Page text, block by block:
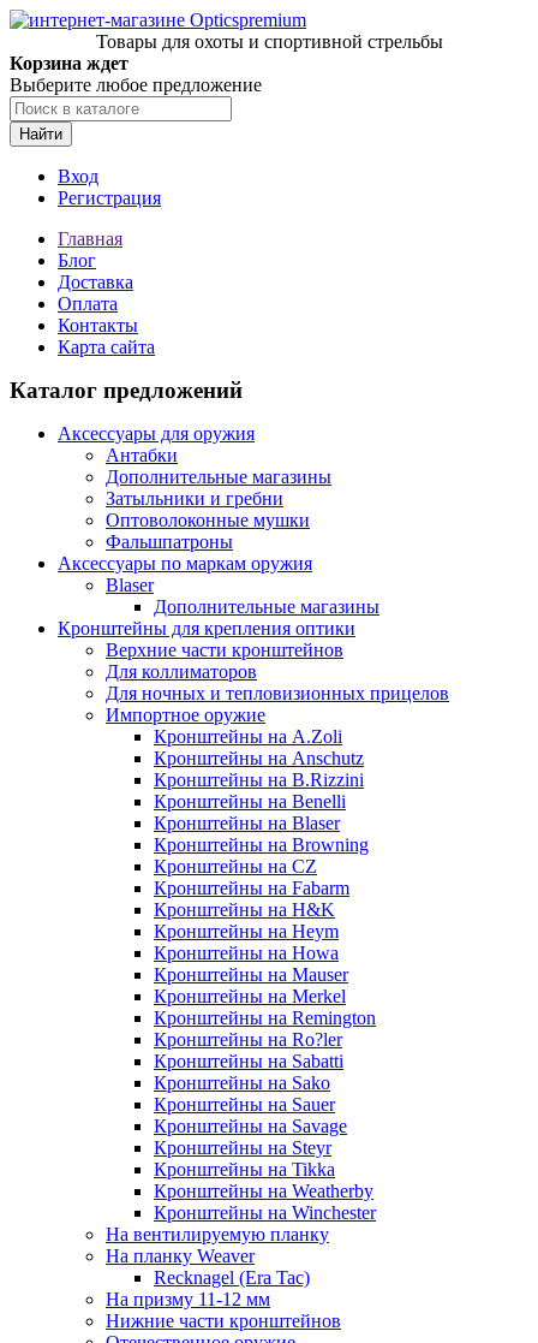
Товары для охоты и спортивной стрельбы
Корзина ждет
Выберите любое предложение
Найти
Вход
Регистрация
Главная
Блог
Доставка
Оплата
Контакты
Карта сайта
Каталог предложений
Аксессуары для оружия
Антабки
Дополнительные магазины
Затыльники и гребни
Оптоволоконные мушки
Фальшпатроны
Аксессуары по маркам оружия
Blaser
Дополнительные магазины
Кронштейны для крепления оптики
Верхние части кронштейнов
Для коллиматоров
Для ночных и тепловизионных прицелов
Импортное оружие
Кронштейны на A.Zoli
Кронштейны на Anschutz
Кронштейны на B.Rizzini
Кронштейны на Benelli
Кронштейны на Blaser
Кронштейны на Browning
Кронштейны на CZ
Кронштейны на Fabarm
Кронштейны на H&K
Кронштейны на Heym
Кронштейны на Howa
Кронштейны на Mauser
Кронштейны на Merkel
Кронштейны на Remington
Кронштейны на Ro?ler
Кронштейны на Sabatti
Кронштейны на Sako
Кронштейны на Sauer
Кронштейны на Savage
Кронштейны на Steyr
Кронштейны на Tikka
Кронштейны на Weatherby
Кронштейны на Winchester
На вентилируемую планку
На планку Weaver
Recknagel (Era Tac)
На призму 11-12 мм
Нижние части кронштейнов